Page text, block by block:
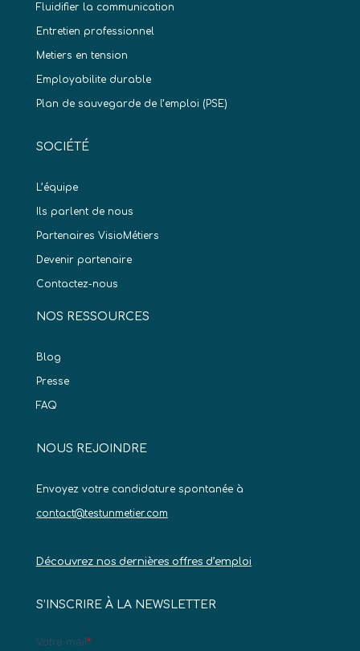
Fluidifier la communication
Entretien professionnel
Metiers en tension
Employabilite durable
Plan de sauvegarde de l’emploi (PSE)
SOCIÉTÉ
L’équipe
Ils parlent de nous
Partenaires VisioMétiers
Devenir partenaire
Contactez-nous
NOS RESSOURCES
Blog
Presse
FAQ
NOUS REJOINDRE
Envoyez votre candidature spontanée à
contact@testunmetier.com
Découvrez nos dernières offres d’emploi
S’INSCRIRE À LA NEWSLETTER